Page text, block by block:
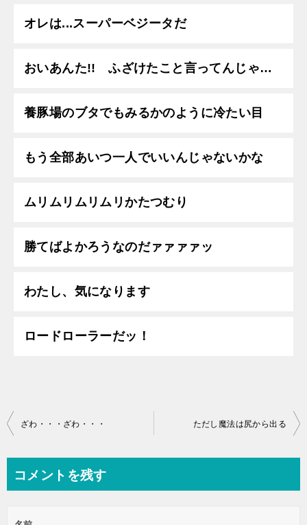
オレは...スーパーベジータだ
おいあんた!! ふざけたこと言ってんじゃ…
養豚場のブタでもみるかのように冷たい目
もう全部あいつ一人でいいんじゃないかな
ムリムリムリムリかたつむり
勝てばよかろうなのだァァァァッ
わたし、気になります
ロードローラーだッ！
投
ビ
ざわ・・・ざわ・・・ ただし魔法は尻から出る
コメントを残す